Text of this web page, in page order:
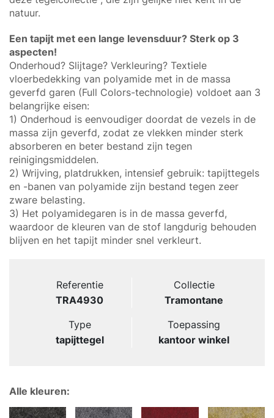
natuur.
Een tapijt met een lange levensduur? Sterk op 3
aspecten!
Onderhoud? Slijtage? Verkleuring? Textiele
vloerbedekking van polyamide met in de massa
geverfd garen (Full Colors-technologie) voldoet aan 3
belangrijke eisen:
1) Onderhoud is eenvoudiger doordat de vezels in de
massa zijn geverfd, zodat ze vlekken minder sterk
absorberen en beter bestand zijn tegen
reinigingsmiddelen.
2) Wrijving, platdrukken, intensief gebruik: tapijttegels
en -banen van polyamide zijn bestand tegen zeer
zware belasting.
3) Het polyamidegaren is in de massa geverfd,
waardoor de kleuren van de stof langdurig behouden
blijven en het tapijt minder snel verkleurt.
Referentie
TRA4930
Collectie
Tramontane
Type
tapijttegel
Toepassing
kantoor winkel
Alle kleuren: